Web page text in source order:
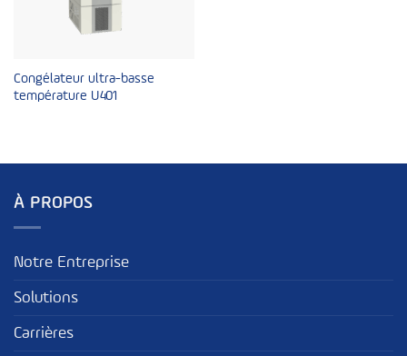
Congélateur ultra-basse
température U401
À PROPOS
Notre Entreprise
Solutions
Carrières